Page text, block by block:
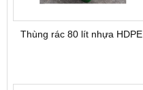
Thùng rác 80 lít nhựa HDPE